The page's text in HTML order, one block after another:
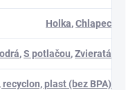
Holka,Chlapec
,S potlačou,Zvieratá
plast (bez BPA)